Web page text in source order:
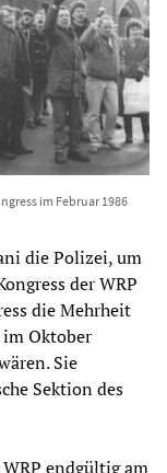
im Februar 1986
die Polizei, um
der WRP
die Mehrheit
Oktober
Sie
Sektion des
endgültig am